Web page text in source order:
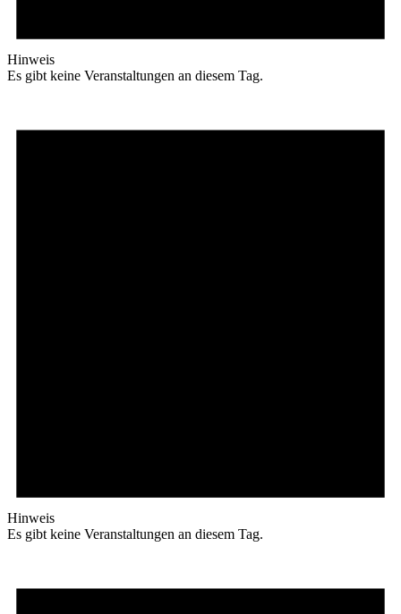
Hinweis
Es gibt keine Veranstaltungen an diesem Tag.
Hinweis
Es gibt keine Veranstaltungen an diesem Tag.